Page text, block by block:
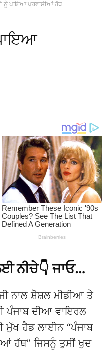
ਨੂੰ ਪਾਇਆ ਪ੍ਰਵਾਸੀਆਂ ਹੱਥ
ਨੀਚੇ👇 ਜਾਓ…
ਨਾਲ ਸ਼ੋਸ਼ਲ ਮੀਡੀਆ ਤੇ
ਪੰਜਾਬ ਦੀਆ ਵਾਇਰਲ
ਮੁੱਖ ਹੈਡ ਲਾਈਨ “ਪੰਜਾਬ
ਹੱਥ” ਜਿਸਨੂੰ ਤੁਸੀਂ ਖੁਦ